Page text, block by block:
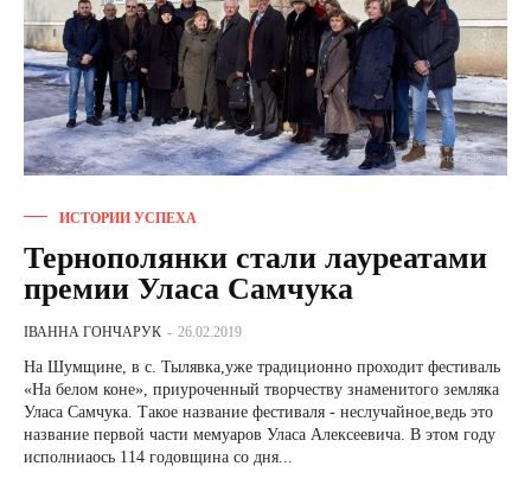
ИСТОРИИ УСПЕХА
Тернополянки стали лауреатами
премии Уласа Самчука
ІВАННА ГОНЧАРУК - 26.02.2019
На Шумщине, в с. Тылявка,уже традиционно проходит фестиваль
«На белом коне», приуроченный творчеству знаменитого земляка
Уласа Самчука. Такое название фестиваля - неслучайное,ведь это
название первой части мемуаров Уласа Алексеевича. В этом году
исполниаось 114 годовщина со дня...